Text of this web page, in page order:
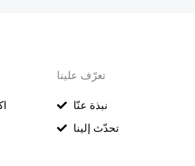
تعرّف علينا
نبذة عنّا
تحدّث إلينا